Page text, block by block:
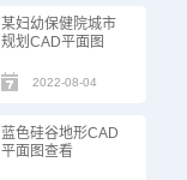
某妇幼保健院城市
规划CAD平面图
2022-08-04
蓝色硅谷地形CAD
平面图查看